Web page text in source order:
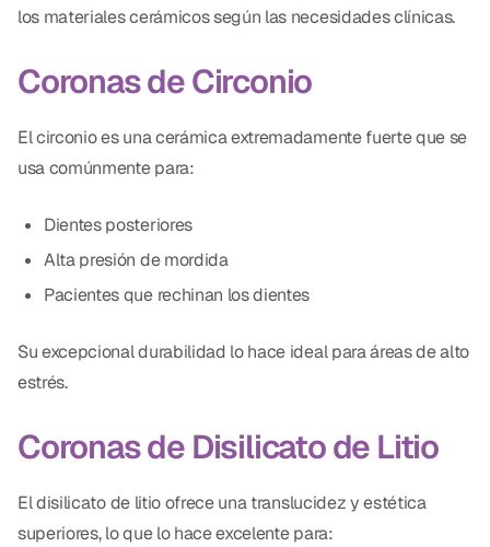
los materiales cerámicos según las necesidades clínicas.
Coronas de Circonio
El circonio es una cerámica extremadamente fuerte que se
usa comúnmente para:
Dientes posteriores
Alta presión de mordida
Pacientes que rechinan los dientes
Su excepcional durabilidad lo hace ideal para áreas de alto
estrés.
Coronas de Disilicato de Litio
El disilicato de litio ofrece una translucidez y estética
superiores, lo que lo hace excelente para: